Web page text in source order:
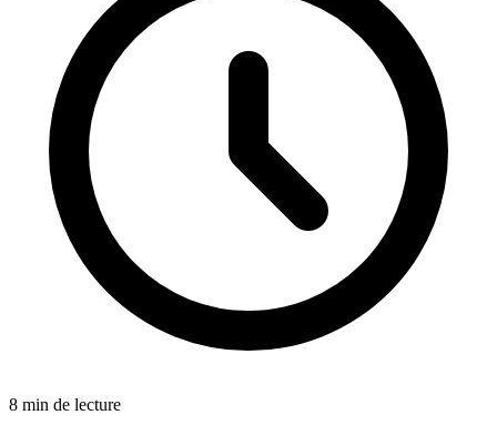
8 min de lecture